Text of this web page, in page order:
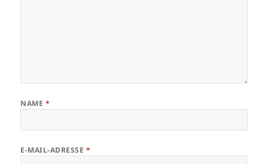
NAME *
E-MAIL-ADRESSE *